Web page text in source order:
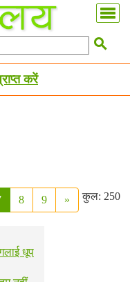

करें
8 9 » कुल: 250
धूप